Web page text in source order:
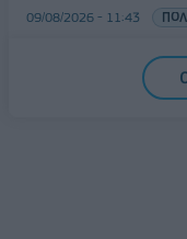
09/08/2026 - 11:43
Υπ. Μεταφορών:
πινακίδων